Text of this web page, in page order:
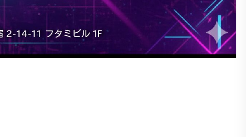
8月
10:00 PM -